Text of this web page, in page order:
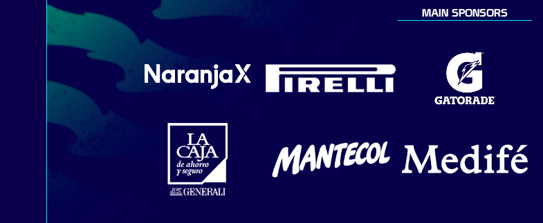
MAIN SPONSORS